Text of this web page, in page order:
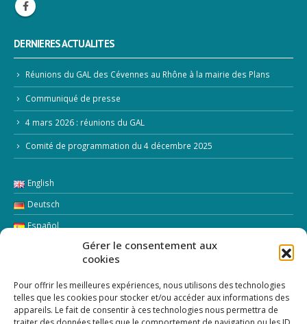
Gérer le consentement aux
cookies
Pour offrir les meilleures expériences, nous utilisons des technologies
telles que les cookies pour stocker et/ou accéder aux informations des
appareils. Le fait de consentir à ces technologies nous permettra de
DERNIERES ACTUALITES
Réunions du GAL des Cévennes au Rhône à la mairie des Plans
Communiqué de presse
4 mars 2026 : réunions du GAL
Comité de programmation du 4 décembre 2025
English
Deutsch
Español
LETTRE D’INFORMATION
Addresse Email: